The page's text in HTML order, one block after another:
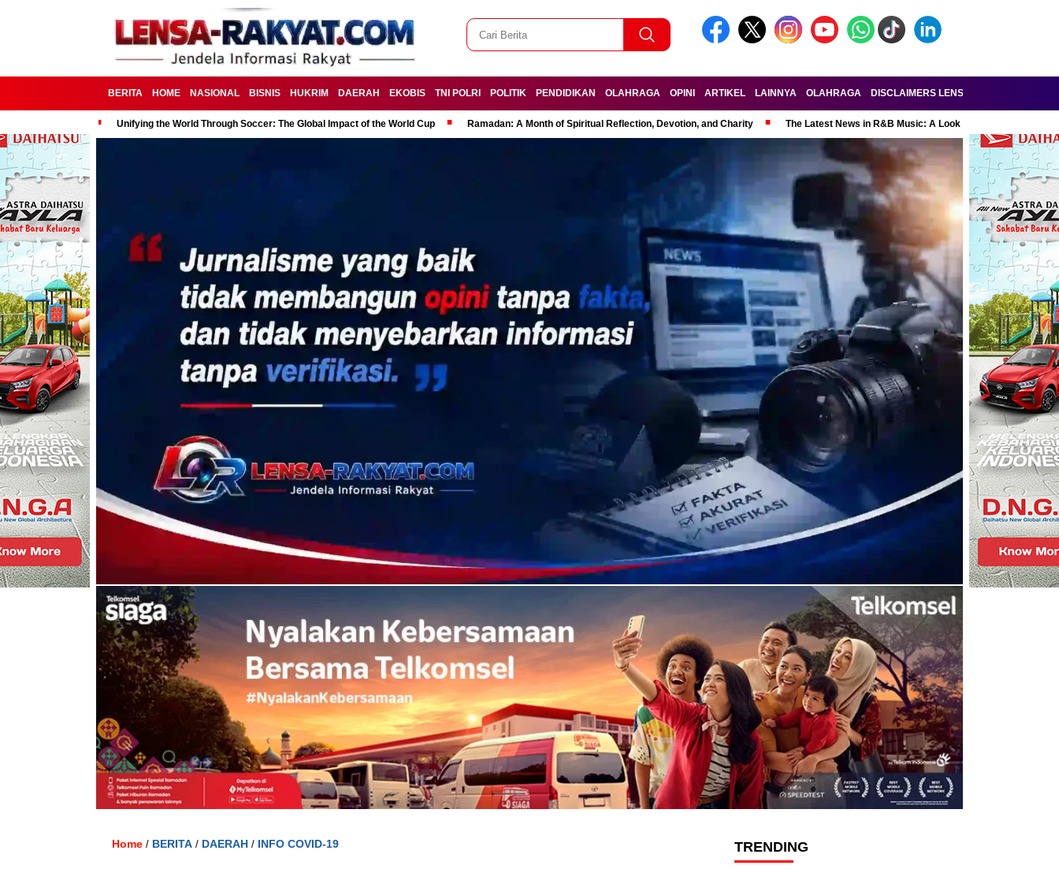
BERITA HOME NASIONAL BISNIS HUKRIM DAERAH EKOBIS TNI POLRI POLITIK PENDIDIKAN OLAHRAGA OPINI ARTIKEL LAINNYA OLAHRAGA DISCLAIMERS LENSA-RAKYAT.COM
Unifying the World Through Soccer: The Global Impact of the World Cup Ramadan: A Month of Spiritual Reflection, Devotion, and Charity The Latest News in R&B Music: A Look at Super Bowl
Home / BERITA / DAERAH / INFO COVID-19 TRENDING